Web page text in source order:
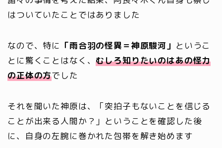
はついていたことではありました
なので、特に 「雨合羽の怪異＝神原駿河」 というこ
とに驚くことはなく、むしろ知りたいのはあの怪力
の正体の方でした
それを聞いた神原は、「突拍子もないことを信じる
ことが出来る人間か？」ということを確認した後
に、自身の左腕に巻かれた包帯を解き始めます